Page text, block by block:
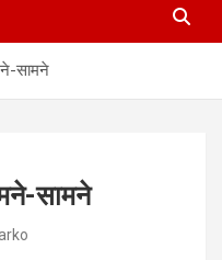
सामने
सामने